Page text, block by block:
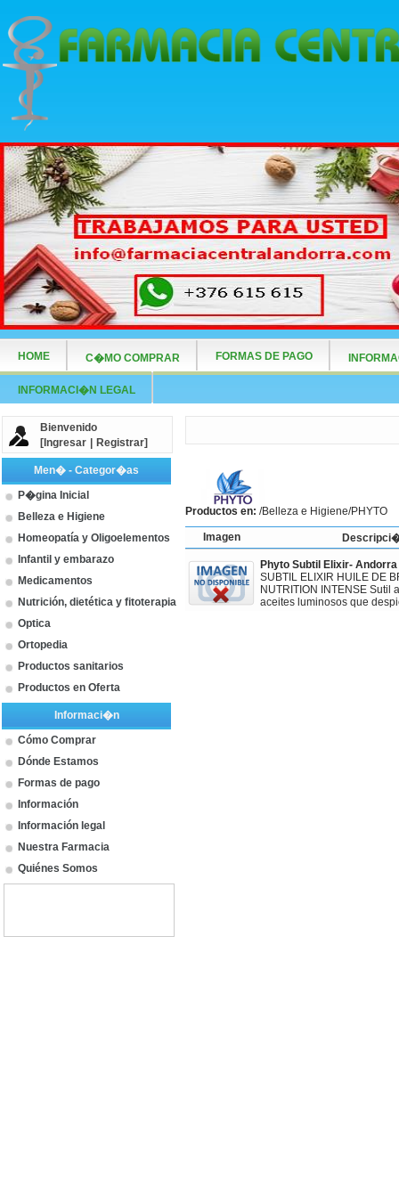
HOME C�MO COMPRAR FORMAS DE PAGO
INFORMACI�N LEGAL
Bienvenido
[ Ingresar Registrar]
Men� - Categor�as
P�gina Inicial
Belleza e Higiene
Homeopatía y Oligoelementos
Infantil y embarazo
Medicamentos
Nutrición, dietética y fitoterapia
Optica
Ortopedia
Productos sanitarios
Productos en Oferta
Informaci�n
Cómo Comprar
Dónde Estamos
Formas de pago
Información
Información legal
Nuestra Farmacia
Quiénes Somos
Productos en: /Belleza e Higiene/PHYTO
Imagen
Phyto Subtil Elixir- Andorra
SUBTIL ELIXIR HUILE DE
NUTRITION INTENSE Sutil
aceites luminosos que